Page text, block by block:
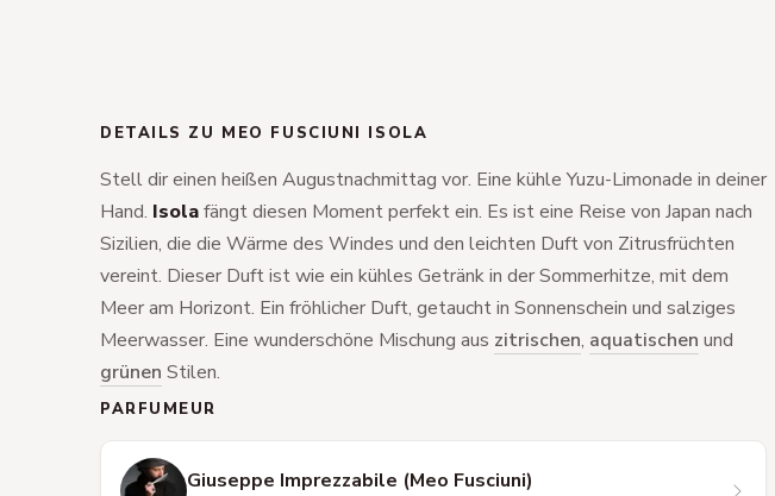
DETAILS ZU MEO FUSCIUNI ISOLA
Stell dir einen heißen Augustnachmittag vor. Eine kühle Yuzu-Limonade in deiner
Hand. Isolafängt diesen Moment perfekt ein. Es ist eine Reise von Japan nach
Sizilien, die die Wärme des Windes und den leichten Duft von Zitrusfrüchten
vereint. Dieser Duft ist wie ein kühles Getränk in der Sommerhitze, mit dem
Meer am Horizont. Ein fröhlicher Duft, getaucht in Sonnenschein und salziges
Meerwasser. Eine wunderschöne Mischung aus zitrischen, aquatischen und
grünen Stilen.
PARFUMEUR
Giuseppe Imprezzabile (Meo Fusciuni)